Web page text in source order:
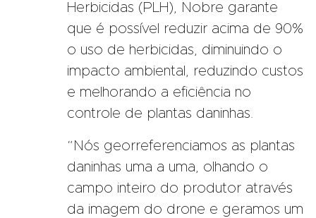
Herbicidas (PLH), Nobre garante
que é possível reduzir acima de 90%
o uso de herbicidas, diminuindo o
impacto ambiental, reduzindo custos
e melhorando a eficiência no
controle de plantas daninhas.
“Nós georreferenciamos as plantas
daninhas uma a uma, olhando o
campo inteiro do produtor através
da imagem do drone e geramos um